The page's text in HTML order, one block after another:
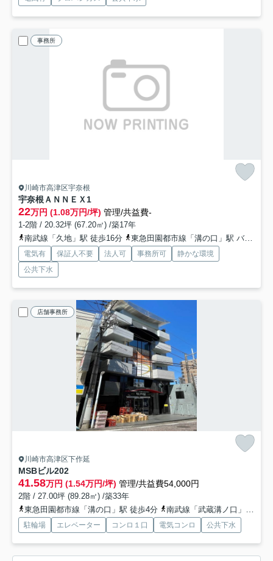
事務所
川崎市高津区宇奈根
宇奈根ＡＮＮＥＸ 1
22万円 (1.08万円/坪) 管理/共益費-
1-2階 / 20.32坪 (67.20㎡) /築17年
南武線「久地」駅 徒歩16分
東急田園都市線「溝の口」駅 バス21分 「久地（神奈川県）」 停歩9分
電気有 保証人不要 法人可 事務所可
静かな環境
公共下水
店舗事務所
川崎市高津区下作延
MSBビル202
41.58万円 (1.54万円/坪) 管理/共益費54,000円
2階 / 27.00坪 (89.28㎡) /築33年
東急田園都市線「溝の口」駅 徒歩4分
南武線「武蔵溝ノ口」駅 徒歩4分
駐輪場 エレベーター コンロ１口 電気コンロ 公共下水